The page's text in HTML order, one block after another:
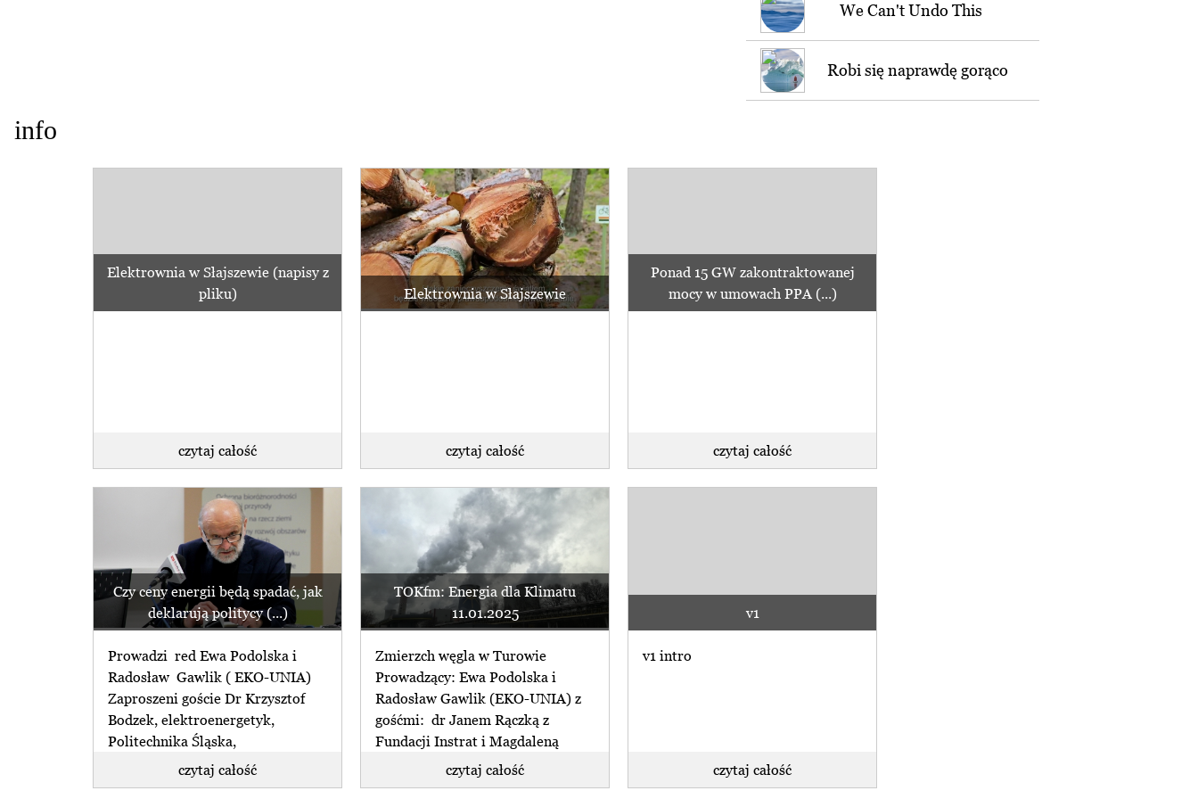
We Can't Undo This
Robi się naprawdę gorąco
info
Elektrownia w Słajszewie (napisy z
pliku)
czytaj całość
Elektrownia w Słajszewie
czytaj całość
Ponad 15 GW zakontraktowanej
mocy w umowach PPA (...)
czytaj całość
Czy ceny energii będą spadać, jak
deklarują politycy (...)
Prowadzi red Ewa Podolska i
Radosław Gawlik ( EKO-UNIA)
Zaproszeni goście Dr Krzysztof
Bodzek, elektroenergetyk,
Politechnika Śląska,
Konwersatorium Inteligentna
Energetyka założone przez (...)
czytaj całość
TOKfm: Energia dla Klimatu
11.01.2025
Zmierzch węgla w Turowie
Prowadzący: Ewa Podolska i
Radosław Gawlik (EKO-UNIA) z
gośćmi: dr Janem Rączką z
Fundacji Instrat i Magdaleną
Kościańską z (...)czytaj całość
v1
v1 intro
czytaj całość